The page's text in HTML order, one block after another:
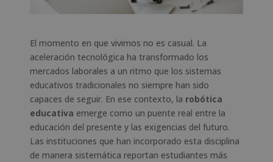
El momento en que vivimos no es casual. La
aceleración tecnológica ha transformado los
mercados laborales a un ritmo que los sistemas
educativos tradicionales no siempre han sido
capaces de seguir. En ese contexto, la robótica
educativa emerge como un puente real entre la
educación del presente y las exigencias del futuro.
Las instituciones que han incorporado esta disciplina
de manera sistemática reportan estudiantes más